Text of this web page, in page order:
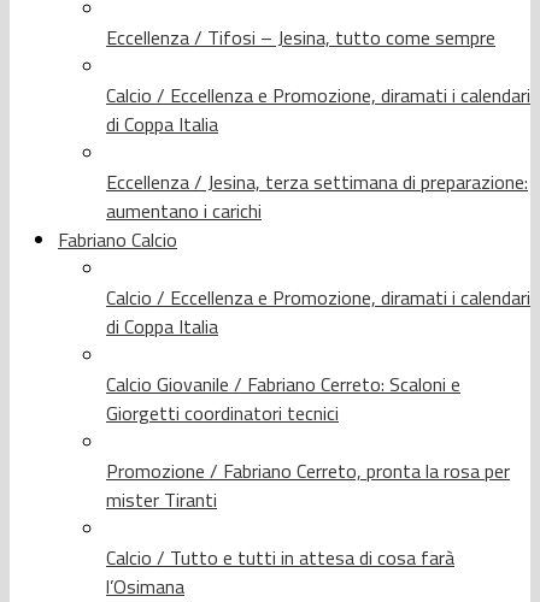
Eccellenza / Tifosi – Jesina, tutto come sempre
Calcio / Eccellenza e Promozione, diramati i calendari
di Coppa Italia
Eccellenza / Jesina, terza settimana di preparazione:
aumentano i carichi
Fabriano Calcio
Calcio / Eccellenza e Promozione, diramati i calendari
di Coppa Italia
Calcio Giovanile / Fabriano Cerreto: Scaloni e
Giorgetti coordinatori tecnici
Promozione / Fabriano Cerreto, pronta la rosa per
mister Tiranti
Calcio / Tutto e tutti in attesa di cosa farà
l’Osimana